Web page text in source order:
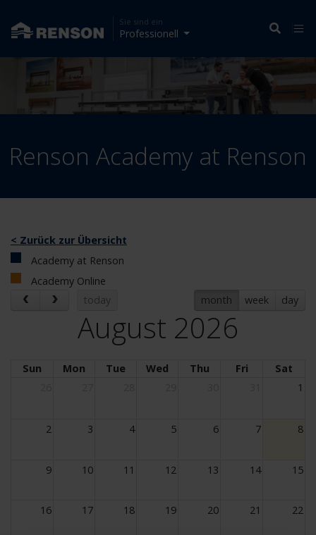
Sie sind ein
Professionell
Renson Academy at Renson
< Zurück zur Übersicht
Academy at Renson
Academy Online
today
month week day
August 2026
Sun Mon Tue Wed Thu Fri
Sat
1
2 3 4 5 6 7 8
9 10 11 12 13 14 15
16 17 18 19 20 21 22